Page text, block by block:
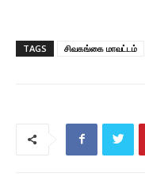
TAGS சிவகங்கை மாவட்டம்